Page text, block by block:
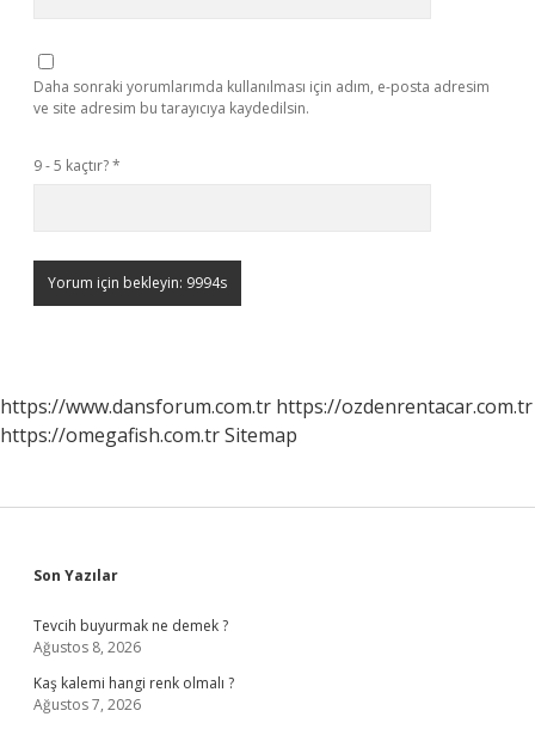
Daha sonraki yorumlarımda kullanılması için adım, e-posta adresim
ve site adresim bu tarayıcıya kaydedilsin.
9 - 5 kaçtır?*
https://www.dansforum.com.tr https://ozdenrentacar.com.tr
https://omegafish.com.trSitemap
Sidebar
Son Yazılar
Tevcih buyurmak ne demek ?
Ağustos 8, 2026
Kaş kalemi hangi renk olmalı ?
Ağustos 7, 2026